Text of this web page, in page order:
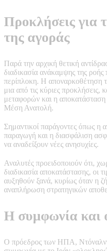
Προκλήσεις για
της αγοράς
Παρά την αρχική θετική
διαδικασία ανάκαμψης της ροής
περίπλοκη. Η αποναρκοθέτηση
μια από τις κύριες προκλήσεις,
μεταφορών και η
Μέση Ανατολή.
Σημαντικοί παράγοντες όπως η
παραγωγή και η διασφάλιση
να αναδείξουν νέες ανησυχίες.
Αναλυτές προειδοποιούν ότι,
διαδικασία αποκατάστασης, οι
αυξηθούν ξανά, κυρίως όταν η
αναπλήρωση στρατηγικών
Η συμφωνία και
Ο πρόεδρος των ΗΠΑ,